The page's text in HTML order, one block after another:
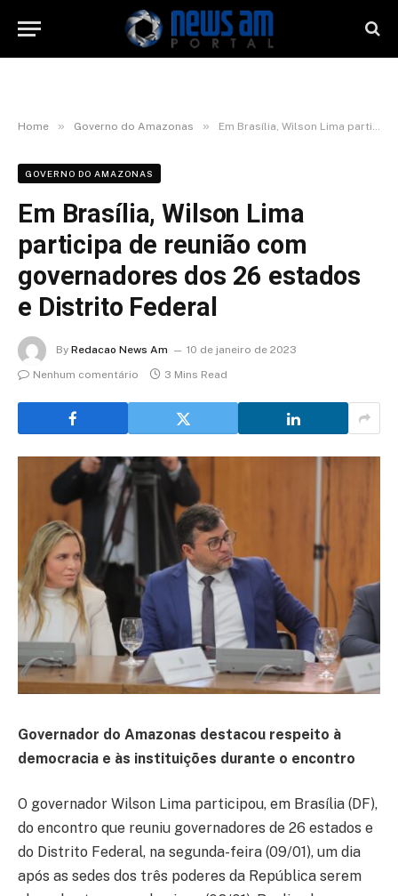
Home » Governo do Amazonas » Em Brasília, Wilson Lima participa de reunião com governadores dos 26 estados e Distrito Federal
GOVERNO DO AMAZONAS
Em Brasília, Wilson Lima
participa de reunião com
governadores dos 26 estados
e Distrito Federal
By Redacao News Am
10 de janeiro de 2023
Nenhum comentário
3 Mins Read
Governador do Amazonas destacou respeito à
democracia e às instituições durante o encontro
O governador Wilson Lima participou, em Brasília (DF),
do encontro que reuniu governadores de 26 estados e
do Distrito Federal, na segunda-feira (09/01), um dia
após as sedes dos três poderes da República serem